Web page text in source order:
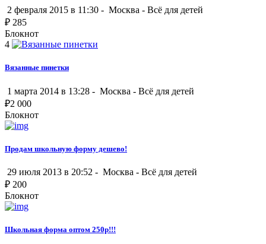
2 февраля 2015 в 11:30 - Москва - Всё для детей
₽ 285
Блокнот
4
Вязанные пинетки
1 марта 2014 в 13:28 - Москва - Всё для детей
₽2 000
Блокнот
Продам школьную форму дешево!
29 июля 2013 в 20:52 - Москва - Всё для детей
₽ 200
Блокнот
Школьная форма оптом 250р!!!